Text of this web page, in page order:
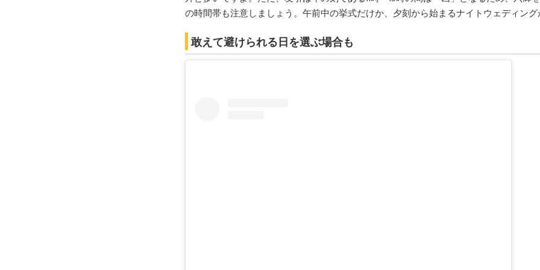
の時間帯も注意しましょう。午前中の挙式だけか、夕刻から始まるナイトウェディング
敢えて避けられる日を選ぶ場合も